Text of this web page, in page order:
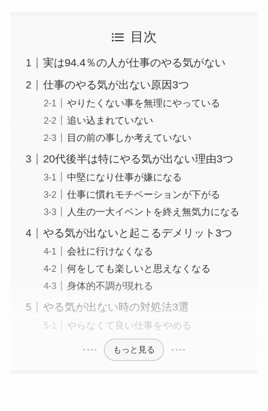
目次
実は94.4％の人が仕事のやる気がない
仕事のやる気が出ない原因3つ
やりたくない事を無理にやっている
追い込まれていない
目の前の事しか考えていない
20代後半は特にやる気が出ない理由3つ
中堅になり仕事が嫌になる
仕事に慣れモチベーションが下がる
人生の一大イベントを終え無気力になる
やる気が出ないと起こるデメリット3つ
会社に行けなくなる
何をしても楽しいと思えなくなる
身体的不調が現れる
やる気が出ない時の対処法3選
やらなくて良い仕事をやめる
もっと見る